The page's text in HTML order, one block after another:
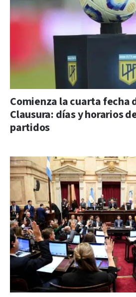
Comienza la cuarta fecha
Clausura: días y horarios
partidos